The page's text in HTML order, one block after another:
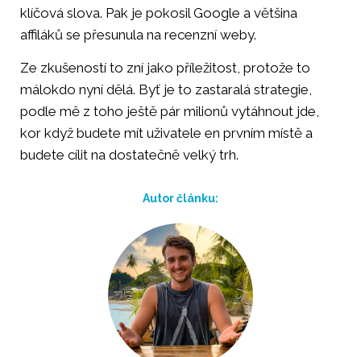
klíčová slova. Pak je pokosil Google a většina
affiláků se přesunula na recenzní weby.
Ze zkušeností to zní jako příležitost, protože to
málokdo nyní dělá. Byť je to zastaralá strategie,
podle mě z toho ještě pár milionů vytáhnout jde,
kor když budete mít uživatele en prvním místě a
budete cílit na dostatečně velký trh.
Autor článku: